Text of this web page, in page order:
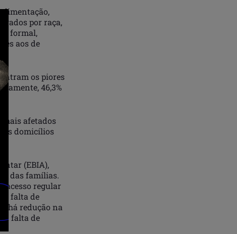
por raça,
formal,
aos de
os piores
46,3%
afetados
domicílios
(EBIA),
das famílias.
acesso regular
a falta de
há redução na
a falta de